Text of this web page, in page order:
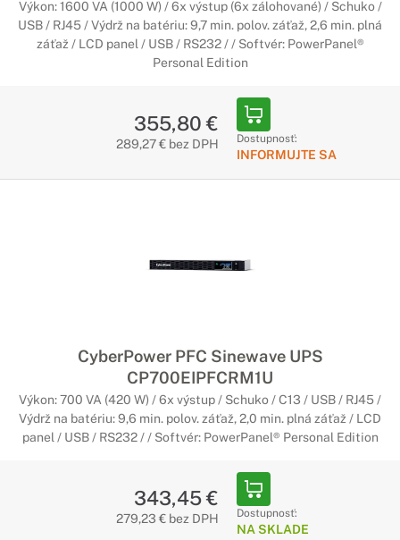
Výkon: 1600 VA (1000 W) / 6x výstup (6x zálohované) / Schuko /
USB / RJ45 / Výdrž na batériu: 9,7 min. polov. záťaž, 2,6 min. plná
záťaž / LCD panel / USB / RS232 / / Softvér: PowerPanel®
Personal Edition
355,80 €
289,27 € bez DPH Dostupnosť:
INFORMUJTE SA
CyberPower PFC Sinewave UPS
CP700EIPFCRM1U
Výkon: 700 VA (420 W) / 6x výstup / Schuko / C13 / USB / RJ45 /
Výdrž na batériu: 9,6 min. polov. záťaž, 2,0 min. plná záťaž / LCD
panel / USB / RS232 / / Softvér: PowerPanel® Personal Edition
343,45 €
279,23 € bez DPH Dostupnosť:
NA SKLADE